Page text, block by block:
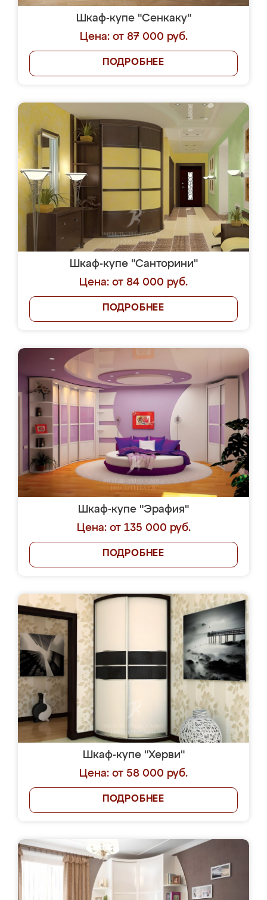
Шкаф-купе "Сенкаку"
Цена: от 87 000 руб.
ПОДРОБНЕЕ
Шкаф-купе "Санторини"
Цена: от 84 000 руб.
ПОДРОБНЕЕ
Шкаф-купе "Эрафия"
Цена: от 135 000 руб.
ПОДРОБНЕЕ
Шкаф-купе "Херви"
Цена: от 58 000 руб.
ПОДРОБНЕЕ